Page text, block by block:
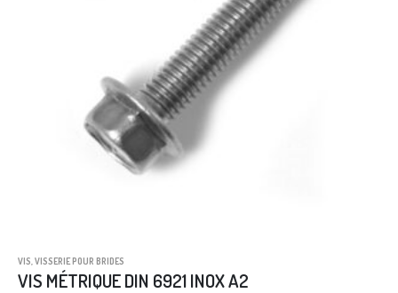
VIS VISSERIE POUR BRIDES
VIS MÉTRIQUE DIN 6921 INOX A2